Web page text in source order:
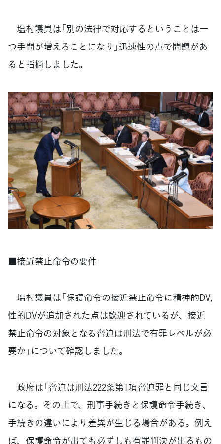
塩村議員は「別の法律で対応するということは一
つ手間が増えることになり」迅速性の点で問題があ
ると指摘しました。
■接近禁止命令の要件
塩村議員は「保護命令の接近禁止命令に精神的DV,
性的DVが追加された点は歓迎されているが、接近
禁止命令の対象となる脅迫は刑法で有罪レベルが必
要か」について確認しました。
政府は「脅迫は刑法222条第1項脅迫罪と同じ文言
になる。その上で、刑事手続きと保護命令手続き、
手続きの違いにより差異が生じる場合がある。例え
ば、保護命令が出ても必ずしも有罪判決が出るもの